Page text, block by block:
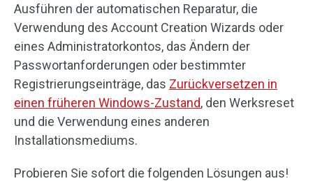
Ausführen der automatischen Reparatur, die
Verwendung des Account Creation Wizards oder
eines Administratorkontos, das Ändern der
Passwortanforderungen oder bestimmter
Registrierungseinträge, das Zurückversetzen in
einen früheren Windows-Zustand, den Werksreset
und die Verwendung eines anderen
Installationsmediums.
Probieren Sie sofort die folgenden Lösungen aus!